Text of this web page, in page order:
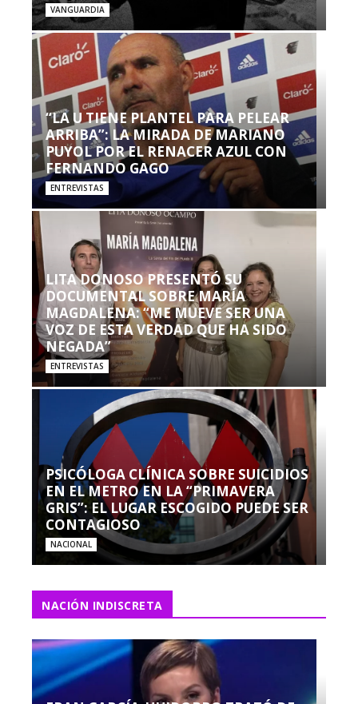
VANGUARDIA
“LA U TIENE PLANTEL PARA PELEAR
ARRIBA”: LA MIRADA DE MARIANO
PUYOL POR EL RENACER AZUL CON
FERNANDO GAGO
ENTREVISTAS
LITA DONOSO PRESENTÓ SU
DOCUMENTAL SOBRE MARÍA
MAGDALENA: “ME MUEVE SER UNA
VOZ DE ESTA VERDAD QUE HA SIDO
NEGADA”
ENTREVISTAS
PSICÓLOGA CLÍNICA SOBRE SUICIDIOS
EN EL METRO EN LA “PRIMAVERA
GRIS”: EL LUGAR ESCOGIDO PUEDE SER
CONTAGIOSO
NACIONAL
NACIÓN INDISCRETA